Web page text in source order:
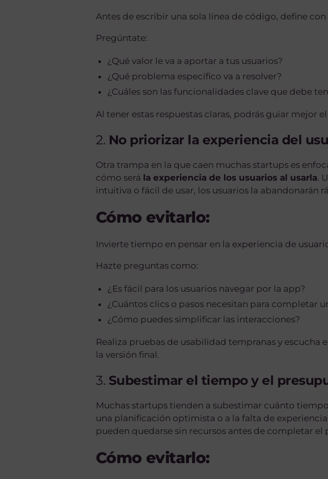
Antes de escribir una sola línea de código, define
Pregúntate:
¿Qué valor le va a aportar a tus usuarios?
¿Qué problema específico va a resolver?
¿Cuáles son las funcionalidades clave que debe
Al tener estas respuestas claras, podrás guiar mejor
2. No priorizar la experiencia del
Otra trampa en la que caen muchas startups es
cómo será la experiencia de los usuarios al usarla.
intuitiva o fácil de usar, los usuarios la abandonarán
Cómo evitarlo:
Invierte tiempo en pensar en la experiencia de
Hazte preguntas como:
¿Es fácil para los usuarios navegar por la app?
¿Cuántos clics o pasos necesitan para completar
¿Cómo puedes simplificar las interacciones?
Realiza pruebas de usabilidad tempranas y escucha
la versión final.
3. Subestimar el tiempo y el
Muchas startups tienden a subestimar cuánto
una planificación optimista o a la falta de
pueden quedarse sin recursos antes de completar el
Cómo evitarlo: